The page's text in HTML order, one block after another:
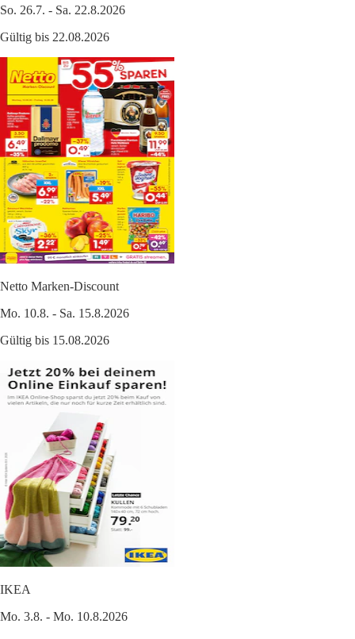
So. 26.7. - Sa. 22.8.2026
Gültig bis 22.08.2026
Netto Marken-Discount
Mo. 10.8. - Sa. 15.8.2026
Gültig bis 15.08.2026
IKEA
Mo. 3.8. - Mo. 10.8.2026